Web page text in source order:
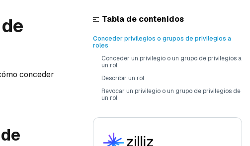
conceder
Tabla de contenidos
Conceder privilegios o grupos de privilegios a
roles
Conceder un privilegio o un grupo de privilegios a
un rol
Describir un rol
Revocar un privilegio o un grupo de privilegios de
un rol